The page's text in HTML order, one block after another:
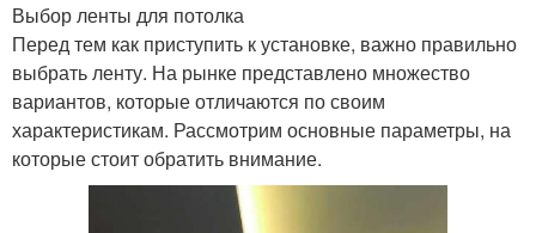
Выбор ленты для потолка
Перед тем как приступить к установке, важно правильно
выбрать ленту. На рынке представлено множество
вариантов, которые отличаются по своим
характеристикам. Рассмотрим основные параметры, на
которые стоит обратить внимание.